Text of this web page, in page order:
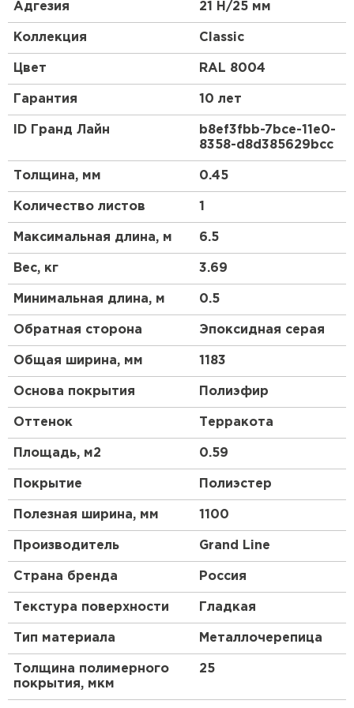
Эта металлочерепица в скандинавском стиле
станет отличным акцентом Вашего дома.
Красивый и гармоничный внешний вид, классика
линий позволяют металлочерепице Classic
органично сочетаться как с природным
ландшафтом, так и с любым архитектурным
стилем самого дома.
Для обустройства кровли компания Grand Line
Ассортимент продукции имеет сертификаты,
подтверждающие ее качество и безопасность
использования.
Адгезия 21 Н/25 мм
Коллекция Classic
Цвет RAL 8004
Гарантия 10 лет
ID Гранд Лайн
b8ef3fbb-7bce-11e0-
8358-d8d385629bcc
Толщина, мм 0.45
Количество листов 1
Максимальная длина, м 6.5
Вес, кг 3.69
Минимальная длина, м 0.5
Обратная сторона Эпоксидная серая
Общая ширина, мм 1183
Основа покрытия Полиэфир
Оттенок Терракота
Площадь, м2 0.59
Покрытие Полиэстер
Полезная ширина, мм 1100
Производитель Grand Line
Страна бренда Россия
Текстура поверхности Гладкая
Тип материала Металлочерепица
Толщина полимерного
покрытия, мкм
25